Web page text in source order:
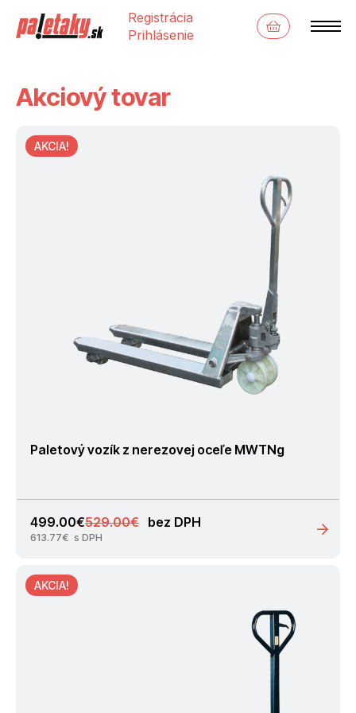
Registrácia
Prihlásenie
Akciový tovar
AKCIA!
Paletový vozík z nerezovej oceľe MWTNg
529.00€Pôvodná
499.00€
Aktuálna
bez DPH
613.77€ s DPH
AKCIA!